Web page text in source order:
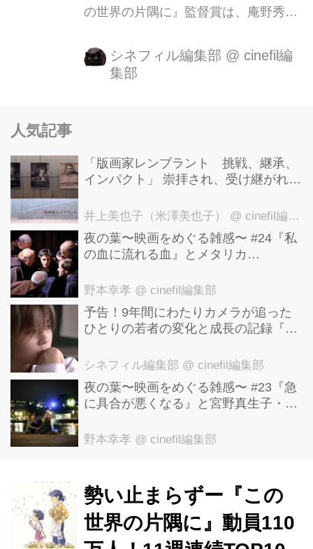
の世界の片隅に』監督賞は、庵野秀
ラ』に決定した。 また、主演男優賞は
三浦友和『葛城事件』主演女優賞は宮
今月３日に亡くなった神山繁さん（享
年８７）に特別功労賞を贈ることも分
に」 監督賞：庵野秀明・樋口真嗣「シ
ン・ゴジラ」 主演男優賞：三浦友和
「葛城事件」
4?rel=0 主演女優賞：...
シネフィル編集部 @ cinefil編
集部
人気記事
「版画家レンブラント 挑戦、継承、
インパクト」 崇拝され、受け継がれ、
洋美術館にて9月23日まで開催中！
井上美也子（米澤美也子） @ cinefil編集部
夜の葉〜映画をめぐる雑感〜 #24『私
の血に流れる血』とメタリカ
野本幸孝 @ cinefil編集部
予告！9年間にわたりカメラが追った
ひとりの若者の変化と成長の記録『ぼ
実の9年間』
シネフィル編集部 @ cinefil編集部
夜の葉〜映画をめぐる雑感〜 #23『急
に具合が悪くなる』と宮野真生子・磯
野本幸孝 @ cinefil編集部
勢い止まらずー『この
世界の片隅に』動員110